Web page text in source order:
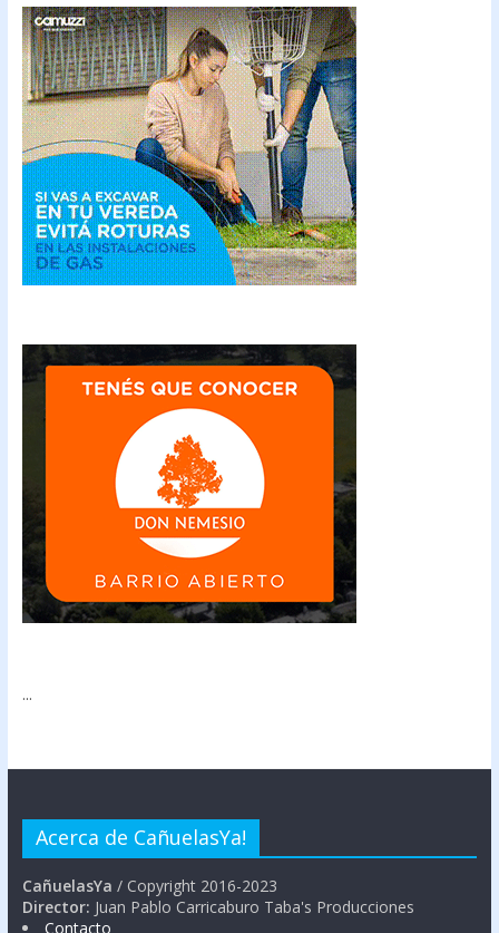
...
Acerca de CañuelasYa!
CañuelasYa / Copyright 2016-2023
Director: Juan Pablo Carricaburo Taba's Producciones
Contacto